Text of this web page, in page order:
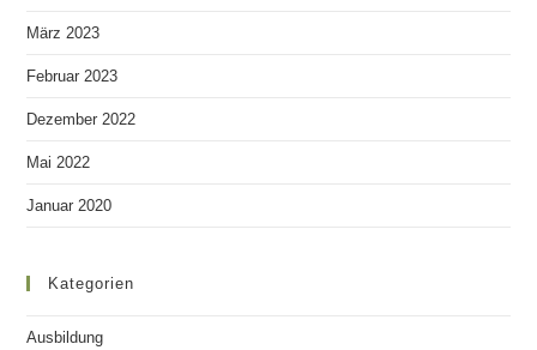
März 2023
Februar 2023
Dezember 2022
Mai 2022
Januar 2020
Kategorien
Ausbildung